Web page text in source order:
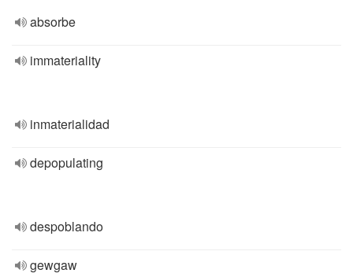
absorbe
immateriality
inmaterialidad
depopulating
despoblando
gewgaw